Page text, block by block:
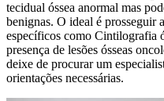
tecidual óssea anormal mas
benignas. O ideal é prosseguir
específicos como Cintilografia
presença de lesões ósseas
deixe de procurar um
orientações necessárias.